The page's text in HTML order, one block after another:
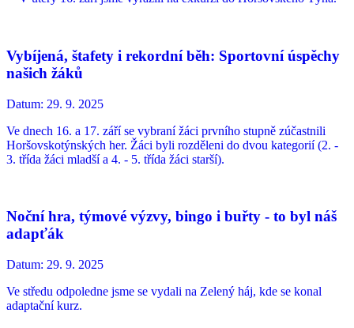
Vybíjená, štafety i rekordní běh: Sportovní úspěchy
našich žáků
Datum: 29. 9. 2025
Ve dnech 16. a 17. září se vybraní žáci prvního stupně zúčastnili
Horšovskotýnských her. Žáci byli rozděleni do dvou kategorií (2. -
3. třída žáci mladší a 4. - 5. třída žáci starší).
Noční hra, týmové výzvy, bingo i buřty - to byl náš
adapťák
Datum: 29. 9. 2025
Ve středu odpoledne jsme se vydali na Zelený háj, kde se konal
adaptační kurz.